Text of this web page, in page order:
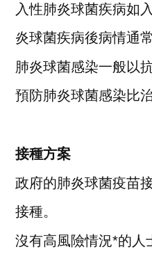
入性肺炎球菌疾病如
炎球菌疾病後病情通
肺炎球菌感染一般以
預防肺炎球菌感染比
接種方案
政府的肺炎球菌疫苗
接種。
沒有高風險情況*的人